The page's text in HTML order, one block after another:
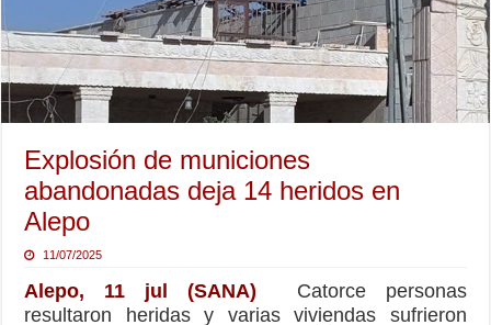
Explosión de municiones
abandonadas deja 14 heridos en
Alepo
11/07/2025
Alepo, 11 jul (SANA) Catorce personas
resultaron heridas y varias viviendas sufrieron